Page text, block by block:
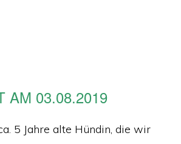
AM 03.08.2019
5 Jahre alte Hündin, die wir